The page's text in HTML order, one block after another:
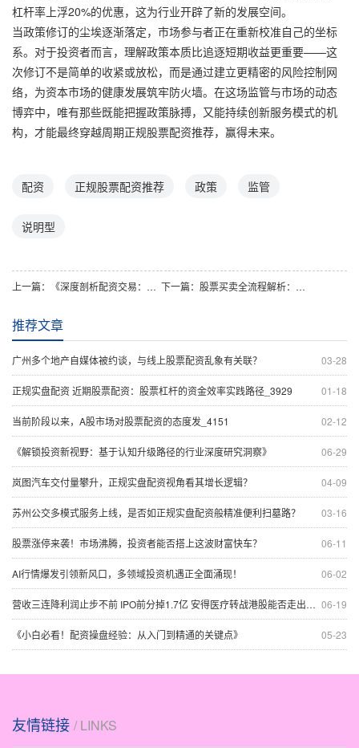
杠杆率上浮20%的优惠，这为行业开辟了新的发展空间。
当政策修订的尘埃逐渐落定，市场参与者正在重新校准自己的坐标
系。对于投资者而言，理解政策本质比追逐短期收益更重要——这
次修订不是简单的收紧或放松，而是通过建立更精密的风险控制网
络，为资本市场的健康发展筑牢防火墙。在这场监管与市场的动态
博弈中，唯有那些既能把握政策脉搏，又能持续创新服务模式的机
构，才能最终穿越周期正规股票配资推荐，赢得未来。
配资 正规股票配资推荐 政策 监管
说明型
上一篇： 《深度剖析配资交易：投资者如何把握杠杆机遇与风险？》 下一篇： 股票买卖全流程解析：策略、风险与实用操作指南
推荐文章
03-28
广州多个地产自媒体被约谈，与线上股票配资乱象有关联？
01-18
正规实盘配资 近期股票配资：股票杠杆的资金效率实践路径_3929
02-12
当前阶段以来，A股市场对股票配资的态度发_4151
06-29
《解锁投资新视野：基于认知升级路径的行业深度研究洞察》
04-09
岚图汽车交付量攀升，正规实盘配资视角看其增长逻辑？
03-16
苏州公交多模式服务上线，是否如正规实盘配资般精准便利扫墓路？
06-11
股票涨停来袭！市场沸腾，投资者能否搭上这波财富快车？
06-02
AI行情爆发引领新风口，多领域投资机遇正全面涌现！
06-19
营收三连降利润止步不前 IPO前分掉1.7亿 安得医疗转战港股能否走出增长“死胡同”？
05-23
《小白必看！配资操盘经验：从入门到精通的关键点》
友情链接 / LINKS